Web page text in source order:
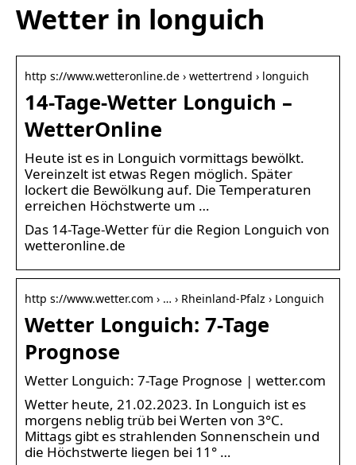
Wetter in longuich
http s://www.wetteronline.de › wettertrend › longuich
14-Tage-Wetter Longuich –
WetterOnline
Heute ist es in Longuich vormittags bewölkt.
Vereinzelt ist etwas Regen möglich. Später
lockert die Bewölkung auf. Die Temperaturen
erreichen Höchstwerte um …
Das 14-Tage-Wetter für die Region Longuich von
wetteronline.de
http s://www.wetter.com › … › Rheinland-Pfalz › Longuich
Wetter Longuich: 7-Tage
Prognose
Wetter Longuich: 7-Tage Prognose | wetter.com
Wetter heute, 21.02.2023. In Longuich ist es
morgens neblig trüb bei Werten von 3°C.
Mittags gibt es strahlenden Sonnenschein und
die Höchstwerte liegen bei 11° …